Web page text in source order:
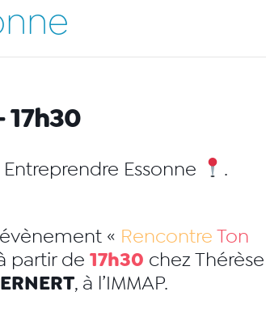
17h30
Essonne .
« Rencontre Ton
partir de17h30 chezThérèse
, à l’IMMAP.